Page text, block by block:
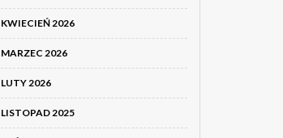
KWIECIEŃ 2026
MARZEC 2026
LUTY 2026
LISTOPAD 2025